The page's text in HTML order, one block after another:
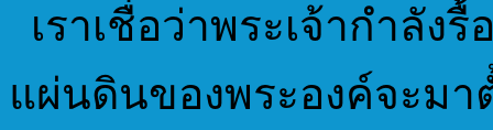
เราเชื่อว่าพระเจ้ากำลั
แผ่นดินของพระองค์จะมา